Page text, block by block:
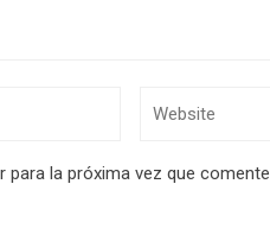
la próxima vez que comente.